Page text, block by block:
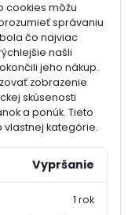
cookies môžu
správaniu
čo najviac
našli
jeho nákup.
zobrazenie
skúsenosti
a ponúk. Tieto
kategórie.
Vypršanie
1 rok